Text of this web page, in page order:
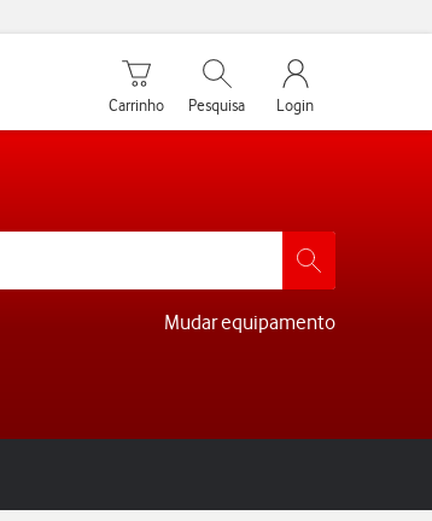
Carrinho de compras
Carrinho
Pesquisar
Pesquisa
My Vodafone
Login
Mudar equipamento